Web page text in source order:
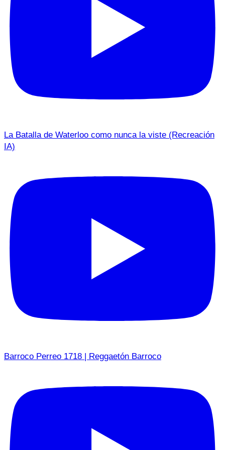
La Batalla de Waterloo como nunca la viste (Recreación
IA)
Barroco Perreo 1718 | Reggaetón Barroco